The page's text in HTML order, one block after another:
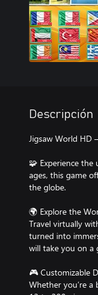
Descripción
Jigsaw World HD
🧩 Experience
ages, this game
the globe.
🌍 Explore the
Travel virtually
turned into
will take you on a
🎮 Customizable
Whether you’re a